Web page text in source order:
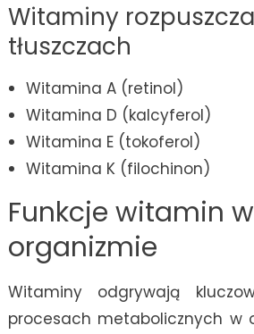
Witaminy
tłuszczach
Witamina A (retinol)
Witamina D (kalcyferol)
Witamina E (tokoferol)
Witamina K (filochinon)
Funkcje witamin w
organizmie
Witaminy odgrywają
procesach metabolicznych w